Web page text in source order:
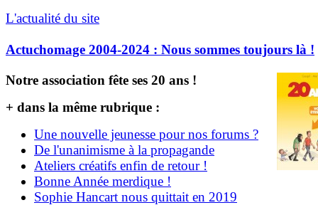
L'actualité du site
Actuchomage 2004-2024 : Nous sommes toujours là !
Notre association fête ses 20 ans !
+ dans la même rubrique :
Une nouvelle jeunesse pour nos forums ?
De l'unanimisme à la propagande
Ateliers créatifs enfin de retour !
Bonne Année merdique !
Sophie Hancart nous quittait en 2019